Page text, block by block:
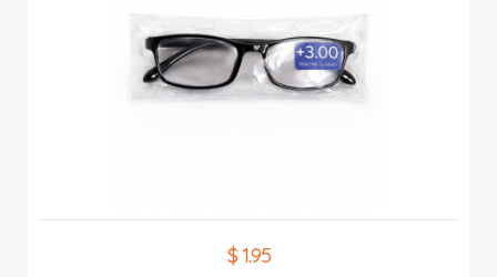
$ 1.95